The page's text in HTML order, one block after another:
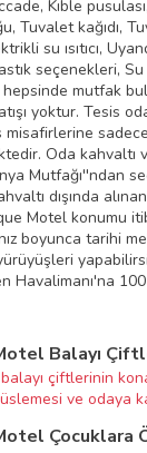
Kıble
Tuvalet kağıdı,
su ısıtıcı,
seçenekleri,
mutfak
yoktur. Tesis
misafirlerine
Oda kahvaltı
Mutfağı''ndan
dışında
Motel konumu
boyunca tarihi
Havalimanı'na
Balayı
çiftlerinin
ve odaya
Çocuklara